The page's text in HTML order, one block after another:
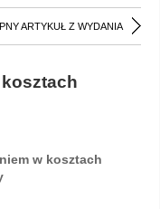
ARTYKUŁ Z WYDANIA
w kosztach